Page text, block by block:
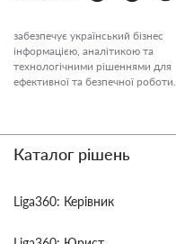
забезпечує український бізнес
інформацією, аналітикою та
технологічними рішеннями для
ефективної та безпечної роботи.
Каталог рішень
Liga360: Керівник